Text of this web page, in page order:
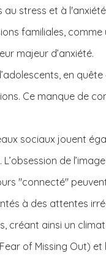
au stress et à
familiales,
majeur d’anxiété.
en
Ce manque de
sociaux jouent
de
"connecté"
à des attentes
créant ainsi un
of Missing Out)